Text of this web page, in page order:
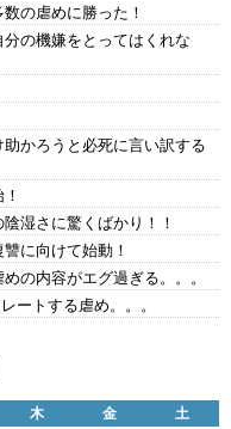
の虐めに勝った！
の機嫌をとってはくれな
かろうと必死に言い訳する
湿さに驚くばかり！！
に向けて始動！
の内容がエグ過ぎる。。。
ートする虐め。。。
木 金
土